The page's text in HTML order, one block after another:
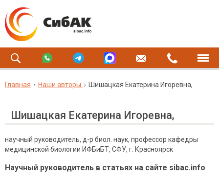
Главная Наши авторы Шишацкая Екатерина Игоревна,
Шишацкая Екатерина Игоревна,
научный руководитель, д-р биол. наук, профессор кафедры
медицинской биологии ИФБиБТ, СФУ, г. Красноярск
Научный руководитель в статьях на сайте sibac.info